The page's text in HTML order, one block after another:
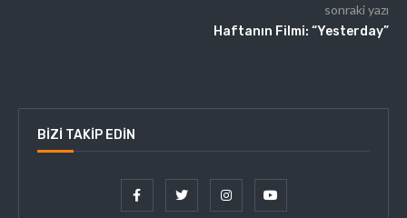
sonraki yazı
Haftanın Filmi: “Yesterday”
BIZI TAKIP EDIN